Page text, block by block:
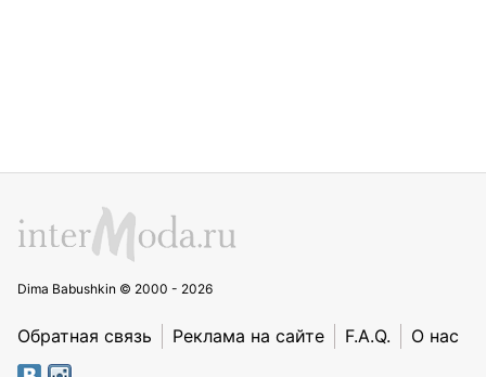
Dima Babushkin © 2000 - 2026
Обратная связь Реклама на сайте F.A.Q. О нас